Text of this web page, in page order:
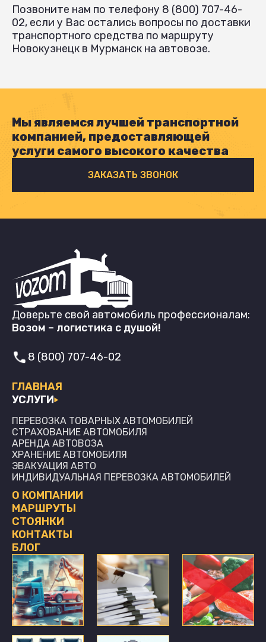
Позвоните нам по телефону 8 (800) 707-46-
02, если у Вас остались вопросы по доставки
транспортного средства по маршруту
Новокузнецк в Мурманск на автовозе.
Мы являемся лучшей транспортной
компанией, предоставляющей
услуги самого высокого качества
ЗАКАЗАТЬ ЗВОНОК
Доверьте свой автомобиль профессионалам:
Возом – логистика с душой!
ГЛАВНАЯ
УСЛУГИ
ПЕРЕВОЗКА ТОВАРНЫХ АВТОМОБИЛЕЙ
СТРАХОВАНИЕ АВТОМОБИЛЯ
АРЕНДА АВТОВОЗА
ХРАНЕНИЕ АВТОМОБИЛЯ
ЭВАКУАЦИЯ АВТО
ИНДИВИДУАЛЬНАЯ ПЕРЕВОЗКА АВТОМОБИЛЕЙ
О КОМПАНИИ
МАРШРУТЫ
СТОЯНКИ
КОНТАКТЫ
БЛОГ
8 (800) 707-46-02